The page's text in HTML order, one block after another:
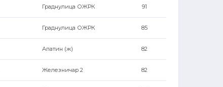
Граднулица ОЖРК 91
Граднулица ОЖРК 85
Апатин (ж) 82
Железничар 2 82